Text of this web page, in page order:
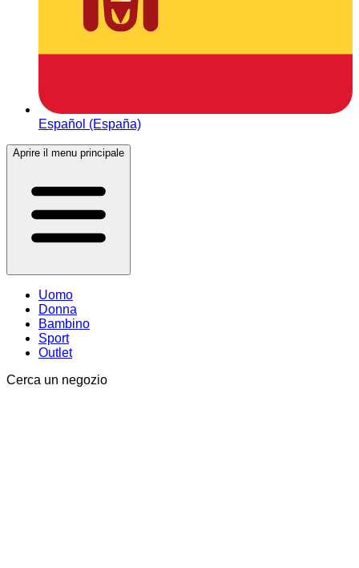
Español (España)
Aprire il menu principale
Uomo
Donna
Bambino
Sport
Outlet
Cerca un negozio